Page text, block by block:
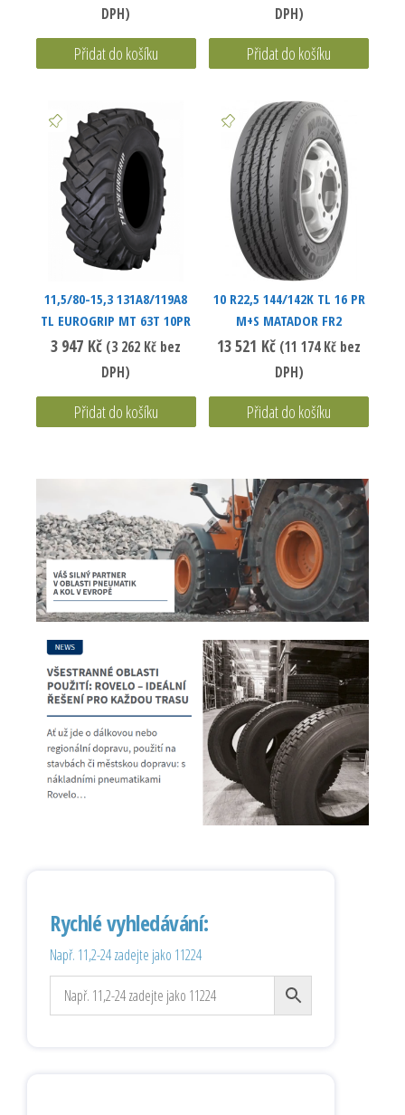
DPH)
Přidat do košíku
DPH)
Přidat do košíku
11,5/80-15,3 131A8/119A8
TL EUROGRIP MT 63T 10PR
3 947 Kč (3 262 Kč bez
DPH)
Přidat do košíku
10 R22,5 144/142K TL 16 PR
M+S MATADOR FR2
13 521 Kč (11 174 Kč bez
DPH)
Přidat do košíku
Rychlé vyhledávání:
Např. 11,2-24 zadejte jako 11224